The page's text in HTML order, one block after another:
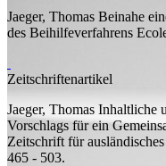
Jaeger, Thomas Beinahe
des Beihilfeverfahrens
Zeitschriftenartikel
Jaeger, Thomas Inhaltliche
Vorschlags für ein
Zeitschrift für
465 - 503.